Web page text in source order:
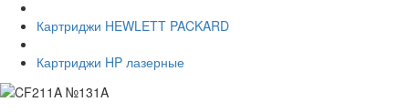
Картриджи HEWLETT PACKARD
Картриджи HP лазерные